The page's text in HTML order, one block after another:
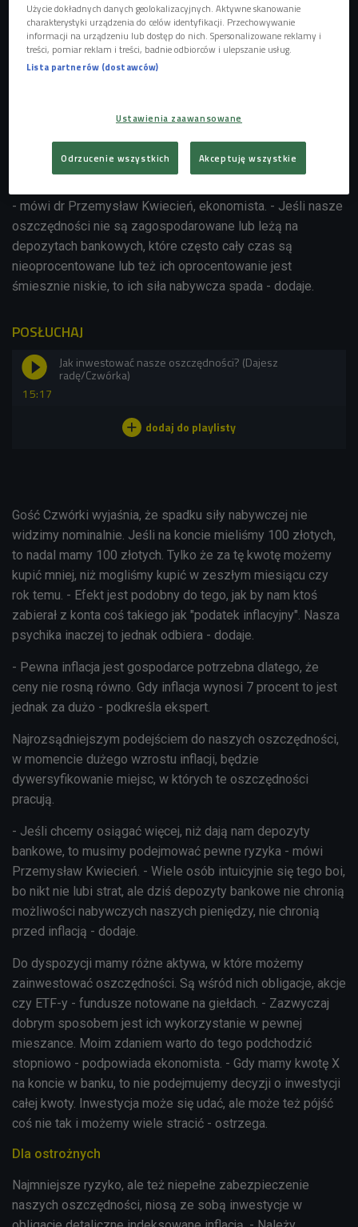
Inflacja w październiku 2021 roku wyniosła 5,9 proc., licząc
rok do roku - poinformował Główny Urząd Statystyczny.
- mówi dr Przemysław Kwiecień, ekonomista. - Jeśli nasze
oszczędności nie są zagospodarowane lub leżą na
depozytach bankowych, które często cały czas są
nieoprocentowane lub też ich oprocentowanie jest
śmiesznie niskie, to ich siła nabywcza spada - dodaje.
POSŁUCHAJ
15:17
Jak inwestować nasze oszczędności? (Dajesz
radę/Czwórka)
Gość Czwórki wyjaśnia, że spadku siły nabywczej nie
widzimy nominalnie. Jeśli na koncie mieliśmy 100 złotych,
to nadal mamy 100 złotych. Tylko że za tę kwotę możemy
kupić mniej, niż mogliśmy kupić w zeszłym miesiącu czy
rok temu. - Efekt jest podobny do tego, jak by nam ktoś
zabierał z konta coś takiego jak "podatek inflacyjny". Nasza
psychika inaczej to jednak odbiera - dodaje.
- Pewna inflacja jest gospodarce potrzebna dlatego, że
ceny nie rosną równo. Gdy inflacja wynosi 7 procent to jest
jednak za dużo - podkreśla ekspert.
Najrozsądniejszym podejściem do naszych oszczędności,
w momencie dużego wzrostu inflacji, będzie
dywersyfikowanie miejsc, w których te oszczędności
pracują.
- Jeśli chcemy osiągać więcej, niż dają nam depozyty
bankowe, to musimy podejmować pewne ryzyka - mówi
Przemysław Kwiecień. - Wiele osób intuicyjnie się tego boi,
bo nikt nie lubi strat, ale dziś depozyty bankowe nie chronią
możliwości nabywczych naszych pieniędzy, nie chronią
przed inflacją - dodaje.
Do dyspozycji mamy różne aktywa, w które możemy
zainwestować oszczędności. Są wśród nich obligacje, akcje
czy ETF-y - fundusze notowane na giełdach. - Zazwyczaj
dobrym sposobem jest ich wykorzystanie w pewnej
mieszance. Moim zdaniem warto do tego podchodzić
stopniowo - podpowiada ekonomista. - Gdy mamy kwotę X
na koncie w banku, to nie podejmujemy decyzji o inwestycji
całej kwoty. Inwestycja może się udać, ale może też pójść
coś nie tak i możemy wiele stracić - ostrzega.
Dla ostrożnych
Najmniejsze ryzyko, ale też niepełne zabezpieczenie
naszych oszczędności, niosą ze sobą inwestycje w
Użycie dokładnych danych geolokalizacyjnych. Aktywne skanowanie
charakterystyki urządzenia do celów identyfikacji. Przechowywanie
informacji na urządzeniu lub dostęp do nich. Spersonalizowane reklamy i
treści, pomiar reklam i treści, badnie odbiorców i ulepszanie usług.
Lista partnerów (dostawców)
Ustawienia zaawansowane
Odrzucenie wszystkich Akceptuję wszystkie